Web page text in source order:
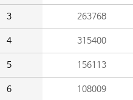
3 263768
4 315400
5 156113
6 108009